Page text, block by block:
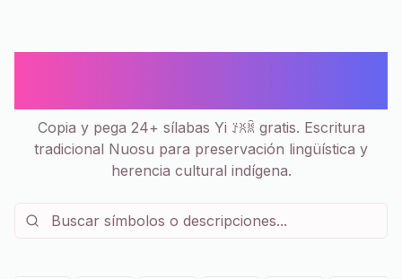
Copia y pega 24+ sílabas Yi ꑇꐦꐠ gratis. Escritura
tradicional Nuosu para preservación lingüística y
herencia cultural indígena.